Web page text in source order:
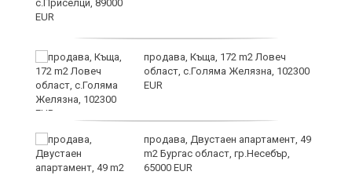
продава, Къща, 172 m2 Ловеч
област, с.Голяма Желязна, 102300
EUR
продава, Двустаен апартамент, 49
m2 Бургас област, гр.Несебър,
65000 EUR